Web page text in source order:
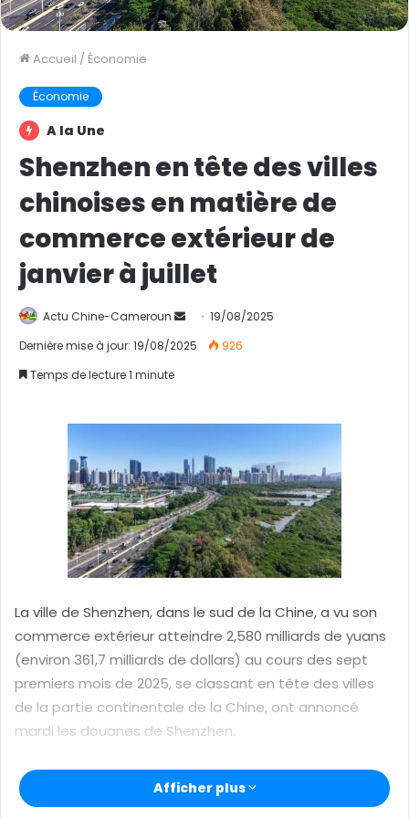
Accueil / Économie
Économie
A la Une
Shenzhen en tête des villes
chinoises en matière de
commerce extérieur de
janvier à juillet
Actu Chine-Cameroun
n
e
u
n
c
o
u
r
e
19/08/2025
Dernière mise à jour: 19/08/2025
926
Temps de lecture 1 minute
La ville de Shenzhen, dans le sud de la Chine, a vu son
commerce extérieur atteindre 2,580 milliards de yuans
(environ 361,7 milliards de dollars) au cours des sept
premiers mois de 2025, se classant en tête des villes
de la partie continentale de la Chine, ont annoncé
mardi les douanes de Shenzhen.
En juillet, le volume total des importations et des
exportations de Shenzhen a atteint 415,94 milliards de
Afficher plus